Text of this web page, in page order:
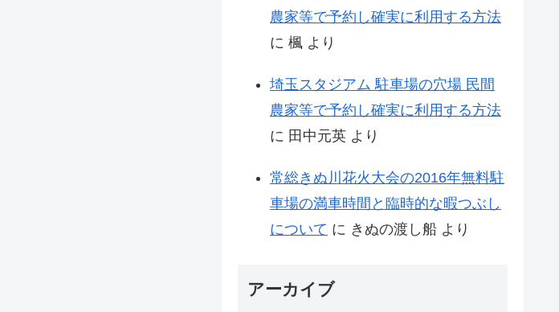
農家等で予約し確実に利用する方法
に 楓 より
埼玉スタジアム 駐車場の穴場 民間
農家等で予約し確実に利用する方法
に 田中元英 より
常総きぬ川花火大会の2016年無料駐
車場の満車時間と臨時的な暇つぶし
について に きぬの渡し船 より
アーカイブ